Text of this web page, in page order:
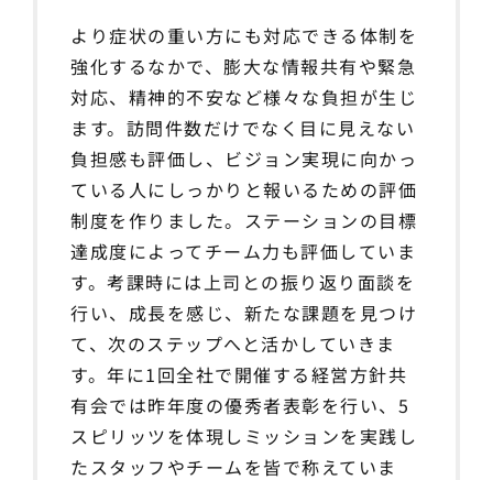
より症状の重い方にも対応できる体制を
強化するなかで、膨大な情報共有や緊急
対応、精神的不安など様々な負担が生じ
ます。訪問件数だけでなく目に見えない
負担感も評価し、ビジョン実現に向かっ
ている人にしっかりと報いるための評価
制度を作りました。ステーションの目標
達成度によってチーム力も評価していま
す。考課時には上司との振り返り面談を
行い、成長を感じ、新たな課題を見つけ
て、次のステップへと活かしていきま
す。年に1回全社で開催する経営方針共
有会では昨年度の優秀者表彰を行い、5
スピリッツを体現しミッションを実践し
たスタッフやチームを皆で称えていま